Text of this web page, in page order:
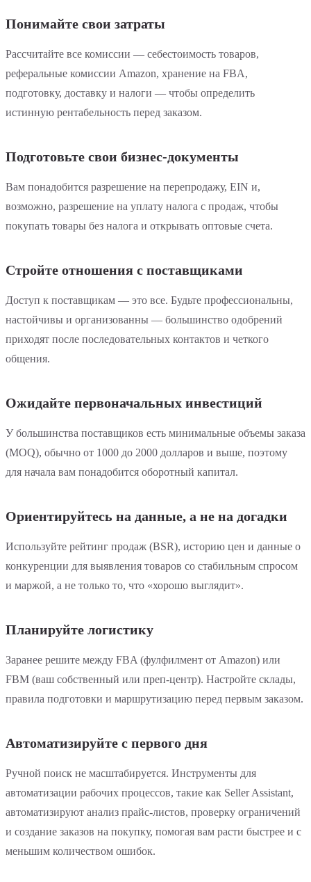
Понимайте свои затраты
Рассчитайте все комиссии — себестоимость товаров,
реферальные комиссии Amazon, хранение на FBA,
подготовку, доставку и налоги — чтобы определить
истинную рентабельность перед заказом.
Подготовьте свои бизнес-документы
Вам понадобится разрешение на перепродажу, EIN и,
возможно, разрешение на уплату налога с продаж, чтобы
покупать товары без налога и открывать оптовые счета.
Стройте отношения с поставщиками
Доступ к поставщикам — это все. Будьте профессиональны,
настойчивы и организованны — большинство одобрений
приходят после последовательных контактов и четкого
общения.
Ожидайте первоначальных инвестиций
У большинства поставщиков есть минимальные объемы заказа
(MOQ), обычно от 1000 до 2000 долларов и выше, поэтому
для начала вам понадобится оборотный капитал.
Ориентируйтесь на данные, а не на догадки
Используйте рейтинг продаж (BSR), историю цен и данные о
конкуренции для выявления товаров со стабильным спросом
и маржой, а не только то, что «хорошо выглядит».
Планируйте логистику
Заранее решите между FBA (фулфилмент от Amazon) или
FBM (ваш собственный или преп-центр). Настройте склады,
правила подготовки и маршрутизацию перед первым заказом.
Автоматизируйте с первого дня
Ручной поиск не масштабируется. Инструменты для
автоматизации рабочих процессов, такие как Seller Assistant,
автоматизируют анализ прайс-листов, проверку ограничений
и создание заказов на покупку, помогая вам расти быстрее и с
меньшим количеством ошибок.